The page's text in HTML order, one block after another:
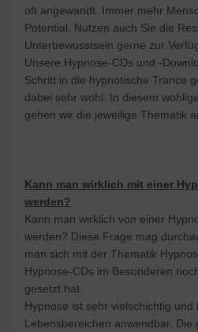
oft angewandt. Immer mehr
Potential. Nutzen auch Sie die
Unterbewusstsein gerne zur
Unsere Hypnose-CDs und -
Schritt in die hypnotische Trance
dabei sehr wohl. In diesem
gehen wir die jeweilige Thematik
Kann man wirklich mit einer
werden?
Kann man wirklich von einer
werden? Diese Frage mag
man sich mit der Thematik
Hypnose-CDs im Besonderen
gesetzt hat.
Hypnose ist sehr vielschichtig
Lebensbereichen anwendbar. Die